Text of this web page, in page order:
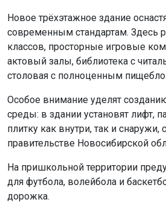
Новое трёхэтажное здание
современным стандартам. Здесь
классов, просторные игровые
актовый залы, библиотека с
столовая с полноценным
Особое внимание уделят
среды: в здании установят лифт,
плитку как внутри, так и снаружи,
правительстве Новосибирской
На пришкольной территории
для футбола, волейбола и
дорожка.